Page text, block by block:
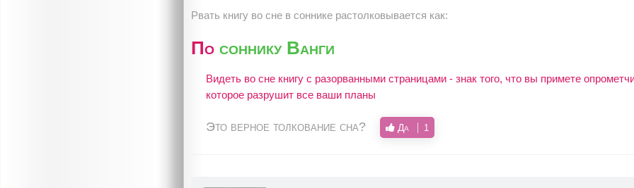
Рвать книгу во сне в соннике растолковывается как:
По соннику Ванги
Видеть во сне книгу с разорванными страницами - знак того, что вы примете
которое разрушит все ваши планы
Это верное толкование сна? Да 1